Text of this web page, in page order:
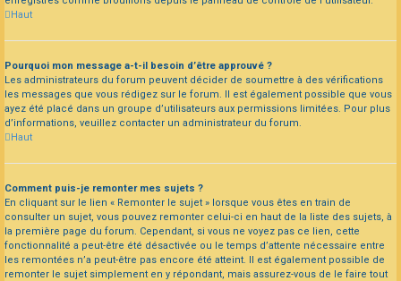
Haut
Pourquoi mon message a-t-il besoin d’être approuvé ?
Les administrateurs du forum peuvent décider de soumettre à des vérifications
les messages que vous rédigez sur le forum. Il est également possible que vous
ayez été placé dans un groupe d’utilisateurs aux permissions limitées. Pour plus
d’informations, veuillez contacter un administrateur du forum.
Haut
Comment puis-je remonter mes sujets ?
En cliquant sur le lien « Remonter le sujet » lorsque vous êtes en train de
consulter un sujet, vous pouvez remonter celui-ci en haut de la liste des sujets, à
la première page du forum. Cependant, si vous ne voyez pas ce lien, cette
fonctionnalité a peut-être été désactivée ou le temps d’attente nécessaire entre
les remontées n’a peut-être pas encore été atteint. Il est également possible de
remonter le sujet simplement en y répondant, mais assurez-vous de le faire tout